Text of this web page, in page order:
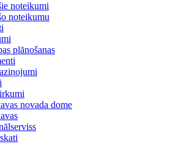
noteikumi
noteikumu
plānošanas
novada dome